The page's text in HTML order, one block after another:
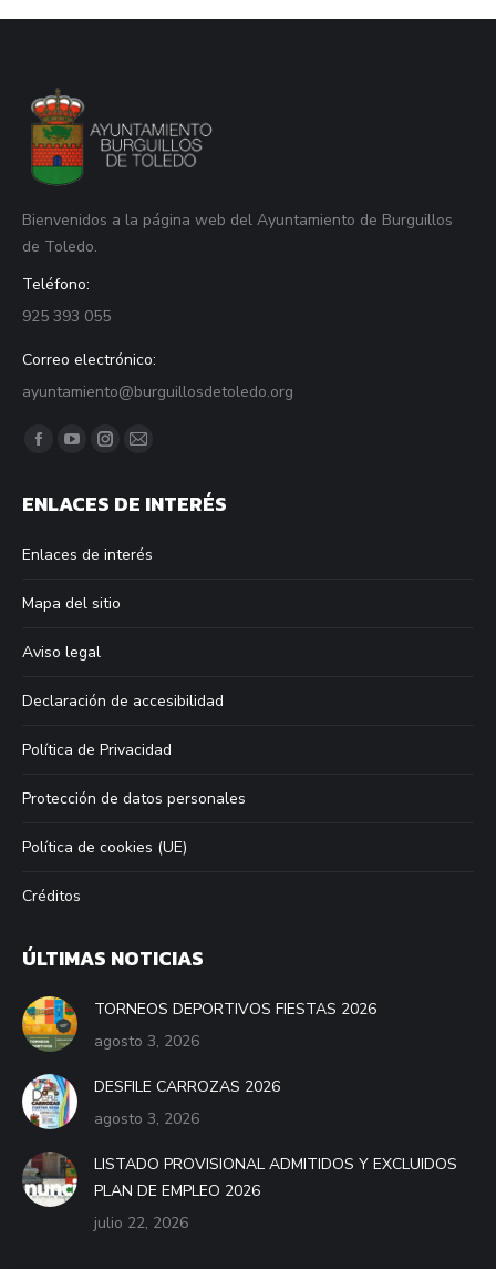
Bienvenidos a la página web del Ayuntamiento de Burguillos
de Toledo.
Teléfono:
925 393 055
Correo electrónico:
ayuntamiento@burguillosdetoledo.org
Find us on:
Facebook
opens
new
window
YouTube
opens
new
window
Instagram
opens
new
window
Mail
opens
new
ENLACES DE INTERÉS
Enlaces de interés
Mapa del sitio
Aviso legal
Declaración de accesibilidad
Política de Privacidad
Protección de datos personales
Política de cookies (UE)
Créditos
ÚLTIMAS NOTICIAS
TORNEOS DEPORTIVOS FIESTAS 2026
agosto 3, 2026
DESFILE CARROZAS 2026
agosto 3, 2026
LISTADO PROVISIONAL ADMITIDOS Y EXCLUIDOS
PLAN DE EMPLEO 2026
julio 22, 2026